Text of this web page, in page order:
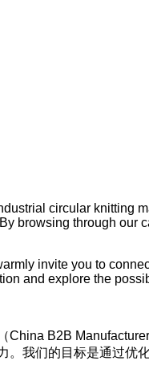
circular knitting
browsing through
invite you to
and explore the
China B2B
。我们的目标是通过优